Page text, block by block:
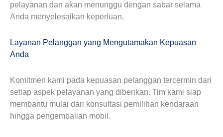
pelayanan dan akan menunggu dengan sabar selama
Anda menyelesaikan keperluan.
Layanan Pelanggan yang Mengutamakan Kepuasan
Anda
Komitmen kami pada kepuasan pelanggan tercermin dari
setiap aspek pelayanan yang diberikan. Tim kami siap
membantu mulai dari konsultasi pemilihan kendaraan
hingga pengembalian mobil.